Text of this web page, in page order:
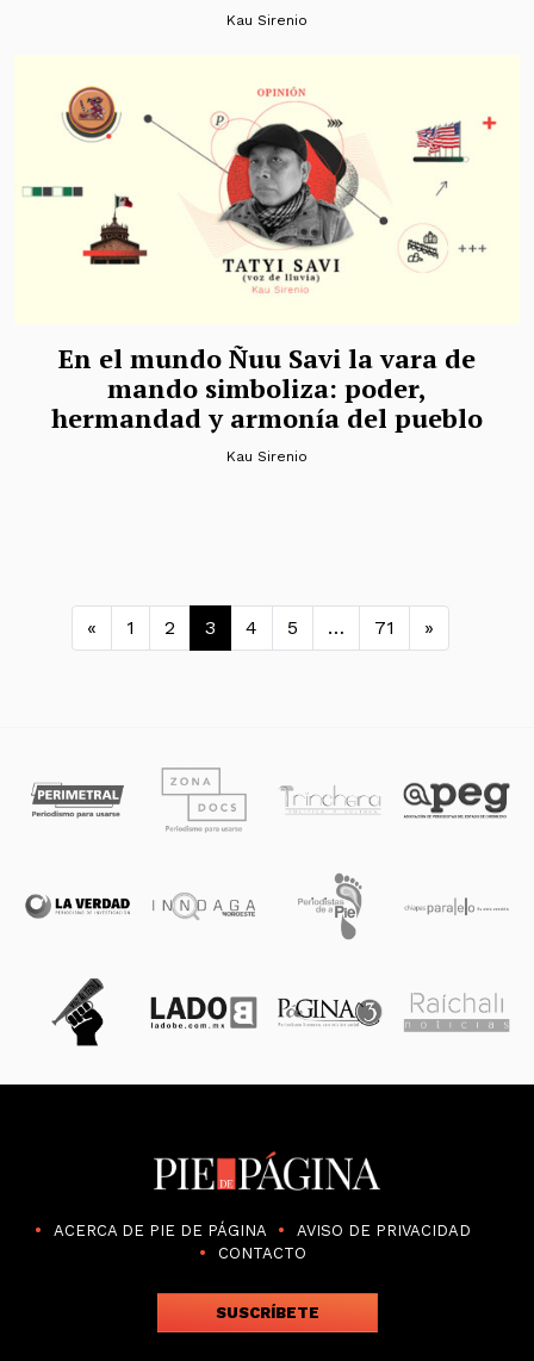
Kau Sirenio
En el mundo Ñuu Savi la vara de
mando simboliza: poder,
hermandad y armonía del pueblo
Kau Sirenio
Navegación de entradas
« 1 2 3 4 5 … 71 »
ACERCA DE PIE DE PÁGINA
AVISO DE PRIVACIDAD
CONTACTO
SUSCRÍBETE